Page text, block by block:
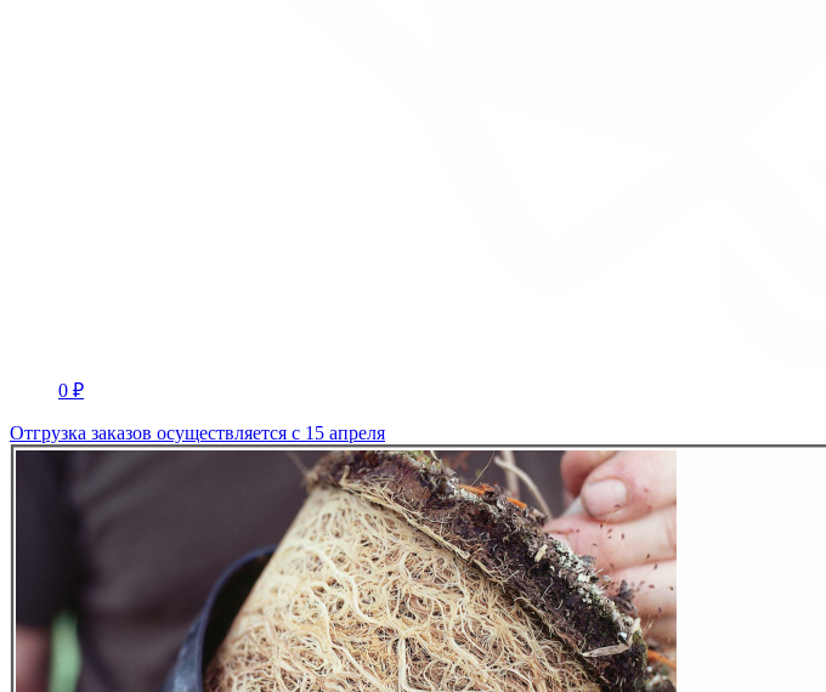
0 ₽
Отгрузка заказов осуществляется с 15 апреля